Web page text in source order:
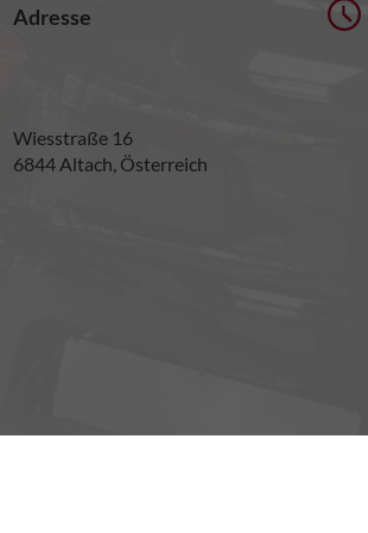
Adresse
Wiesstraße 16
6844 Altach, Österreich